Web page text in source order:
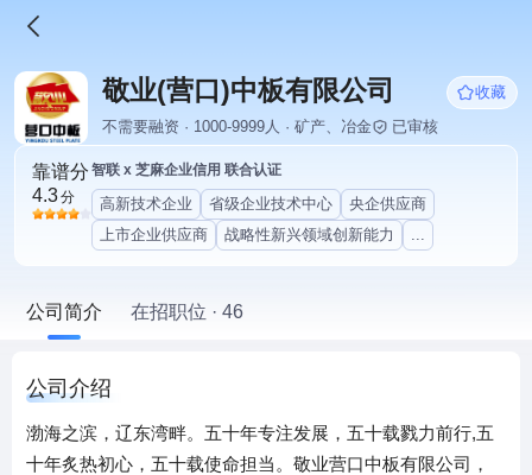
敬业(营口)中板有限公司
收藏
不需要融资 · 1000-9999人 · 矿产、冶金
已审核
靠谱分
4.3分
智联 x 芝麻企业信用 联合认证
高新技术企业 省级企业技术中心
央企供应商
上市企业供应商
战略性新兴领域创新能力 ...
公司简介 在招职位 · 46
公司介绍
渤海之滨，辽东湾畔。五十年专注发展，五十载戮力前行,五
十年炙热初心，五十载使命担当。敬业营口中板有限公司，